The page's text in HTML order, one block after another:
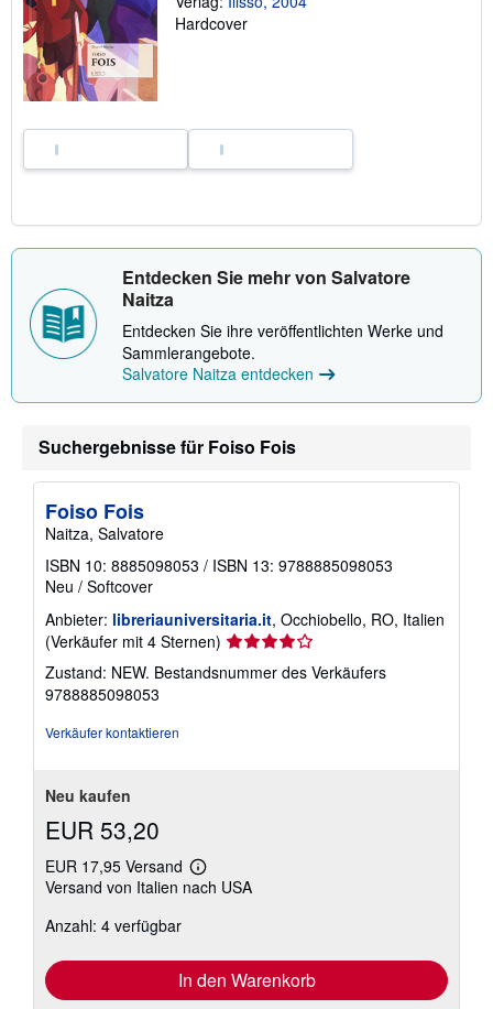
n
k
e
n
Hardcover
Entdecken Sie mehr von Salvatore
Naitza
Entdecken Sie ihre veröffentlichten Werke und
Sammlerangebote.
Salvatore Naitza entdecken
Suchergebnisse für Foiso Fois
Foiso Fois
Naitza, Salvatore
ISBN 10: 8885098053 / ISBN 13: 9788885098053
Neu / Softcover
Anbieter: libreriauniversitaria.it, Occhiobello, RO, Italien
(Verkäufer mit 4 Sternen) Verkäuferbewertung
von
Zustand: NEW. Bestandsnummer des Verkäufers
9788885098053
Verkäufer kontaktieren
Neu kaufen
EUR 53,20
EUR 17,95 Versand
Weitere
Informationen
Versand von Italien nach USA
Anzahl: 4 verfügbar
In den Warenkorb